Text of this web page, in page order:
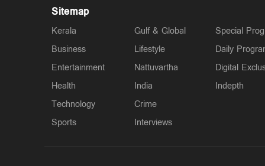
Sitemap
Kerala
Business
Entertainment
Health
Technology
Sports
Gulf & Global
Lifestyle
Nattuvartha
India
Crime
Interviews
Special
Daily
Digital
Indepth